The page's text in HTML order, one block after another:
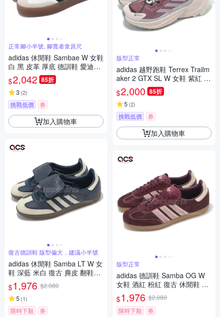
正常腳小半號, 腳寬者拿原尺
adidas 休閒鞋 Sambae W 女鞋
白 黑 皮革 厚底 德訓鞋 愛迪達
JI1349
$2,042 85折
3 (2)
挑戰低價 券
加入購物車
復古德訓鞋 版型偏大，建議小半號
adidas 休閒鞋 Samba LT W 女
鞋 深藍 米白 復古 麂皮 翻鞋舌
德訓鞋 愛迪達 JH5705
$1,976 $2,080
5 (1)
限時下殺 券
版型正常
adidas 越野跑鞋 Terrex Trailm
aker 2 GTX SL W 女鞋 紫紅 防
水 機能 愛迪達 JP5242
$2,000 85折
5 (2)
挑戰低價 券
加入購物車
版型正常
adidas 德訓鞋 Samba OG W
女鞋 酒紅 粉紅 復古 休閒鞋 馬
毛鞋面 愛迪達 JP5330
$1,976 $2,080
限時下殺
券